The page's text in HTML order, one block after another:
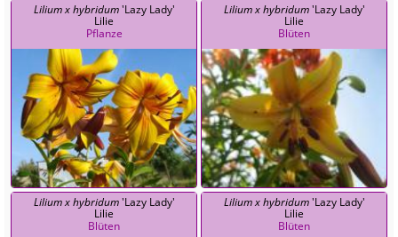
Lilium x hybridum'Lazy Lady'
Lilie
Pflanze
Lilium x hybridum'Lazy Lady'
Lilie
Blüten
Lilium x hybridum'Lazy Lady'
Lilie
Blüten
Lilium x hybridum'Lazy Lady'
Lilie
Blüten